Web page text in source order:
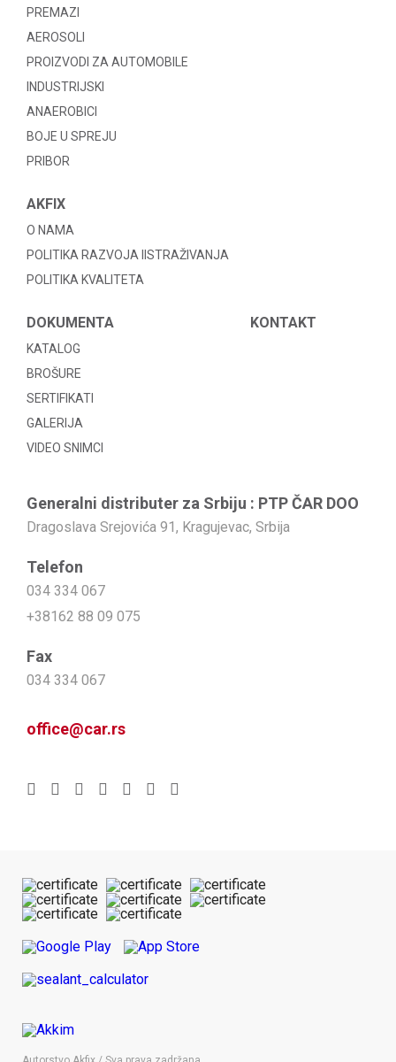
PREMAZI
AEROSOLI
PROIZVODI ZA AUTOMOBILE
INDUSTRIJSKI
ANAEROBICI
BOJE U SPREJU
PRIBOR
AKFIX
O NAMA
POLITIKA RAZVOJA IISTRAŽIVANJA
POLITIKA KVALITETA
DOKUMENTA
KATALOG
BROŠURE
SERTIFIKATI
GALERIJA
VIDEO SNIMCI
KONTAKT
Generalni distributer za Srbiju : PTP ČAR DOO
Dragoslava Srejovića 91, Kragujevac, Srbija
Telefon
034 334 067
+38162 88 09 075
Fax
034 334 067
office@car.rs